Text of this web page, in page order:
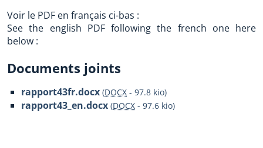
Voir le PDF en français ci-bas :
See the english PDF following the french one here
below :
Documents joints
rapport43fr.docx (DOCX - 97.8 kio)
rapport43_en.docx (DOCX - 97.6 kio)